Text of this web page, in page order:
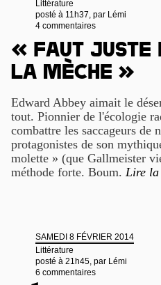
Littérature
posté à 11h37, par Lémi
4 commentaires
« Faut juste
la mèche »
Edward Abbey aimait le
tout. Pionnier de l'écologie
combattre les saccageurs de
protagonistes de son
molette » (que Gallmeister
méthode forte. Boum. Lire la
SAMEDI 8 FÉVRIER 2014
Littérature
posté à 21h45, par Lémi
6 commentaires